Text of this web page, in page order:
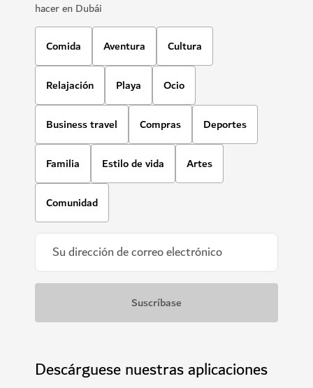
HOTELES Y ALOJAMIENTO
Atlantis The Royal, Dubái
Restaurantes excepcionales, maravillas acuáticas y
una vida de lujo
12,021RESEÑAS